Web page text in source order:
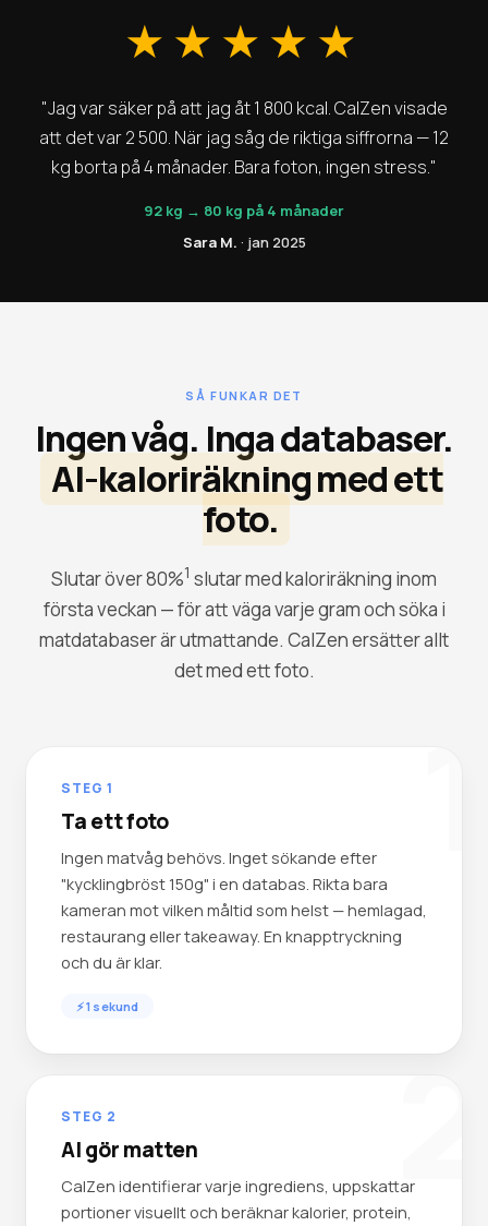
★★★★★
"Jag var säker på att jag åt 1 800 kcal. CalZen visade
att det var 2 500. När jag såg de riktiga siffrorna — 12
kg borta på 4 månader. Bara foton, ingen stress."
92 kg → 80 kg på 4 månader
Sara M. · jan 2025
SÅ FUNKAR DET
Ingen våg. Inga databaser.
AI-kaloriräkning med ett
foto.
Slutar över 80%1 slutar med kaloriräkning inom
första veckan — för att väga varje gram och söka i
matdatabaser är utmattande. CalZen ersätter allt
det med ett foto.
STEG 1
Ta ett foto
Ingen matvåg behövs. Inget sökande efter
"kycklingbröst 150g" i en databas. Rikta bara
kameran mot vilken måltid som helst — hemlagad,
restaurang eller takeaway. En knapptryckning
och du är klar.
⚡ 1 sekund
2
STEG 2
AI gör matten
CalZen identifierar varje ingrediens, uppskattar
portioner visuellt och beräknar kalorier, protein,